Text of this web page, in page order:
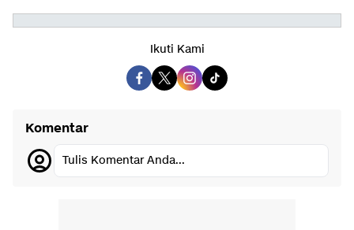
Ikuti Kami
Komentar
Tulis Komentar Anda...